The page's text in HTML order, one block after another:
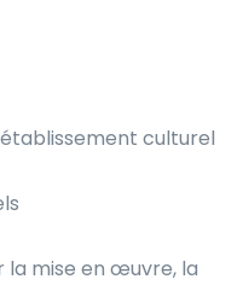
culturel
mise en œuvre, la